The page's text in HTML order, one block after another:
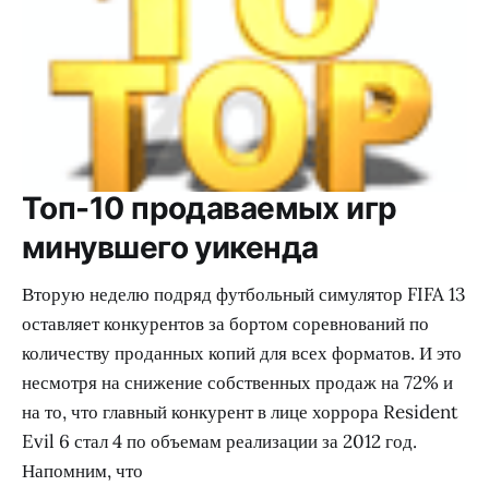
Топ-10 продаваемых игр
минувшего уикенда
Вторую неделю подряд футбольный симулятор FIFA 13
оставляет конкурентов за бортом соревнований по
количеству проданных копий для всех форматов. И это
несмотря на снижение собственных продаж на 72% и
на то, что главный конкурент в лице хоррора Resident
Evil 6 стал 4 по объемам реализации за 2012 год.
Напомним, что